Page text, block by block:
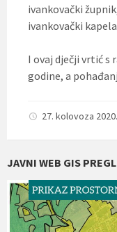
ivankovački
ivankovački
I ovaj dječji vrtić s
godine, a
27. kolovoza 2020.
JAVNI WEB GIS